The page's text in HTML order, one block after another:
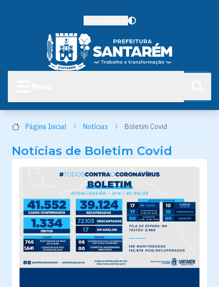
Página Inicial Notícias Boletim Covid
Notícias de Boletim Covid